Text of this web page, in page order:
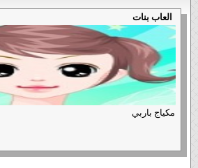
العاب بنات
مكياج باربي